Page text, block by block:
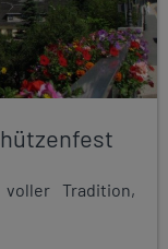
Tradition,